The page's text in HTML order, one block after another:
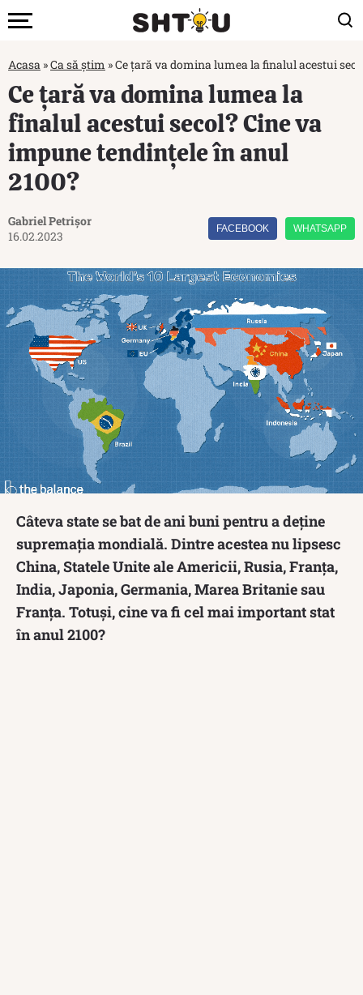
Acasa »Ca să știm »Ce țară va domina lumea la finalul acestui
Ce țară va domina lumea la
finalul acestui secol? Cine va
impune tendințele în anul
2100?
Gabriel Petrișor
16.02.2023
FACEBOOK WHATSAPP
Câteva state se bat de ani buni pentru a deține
supremația mondială. Dintre acestea nu lipsesc
China, Statele Unite ale Americii, Rusia, Franța,
India, Japonia, Germania, Marea Britanie sau
Franța. Totuși, cine va fi cel mai important stat
în anul 2100?